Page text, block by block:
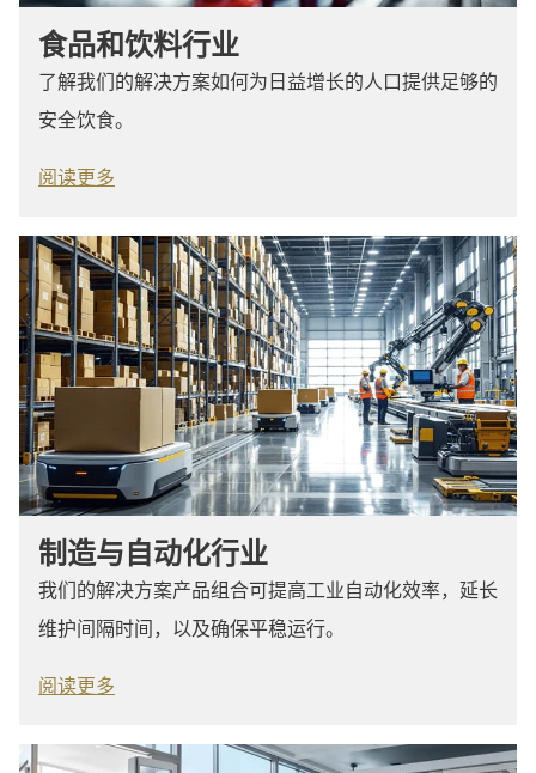
食品和饮料行业
了解我们的解决方案如何为日益增长的人口提供足够的
安全饮食。
阅读更多
制造与自动化行业
我们的解决方案产品组合可提高工业自动化效率，延长
维护间隔时间，以及确保平稳运行。
阅读更多